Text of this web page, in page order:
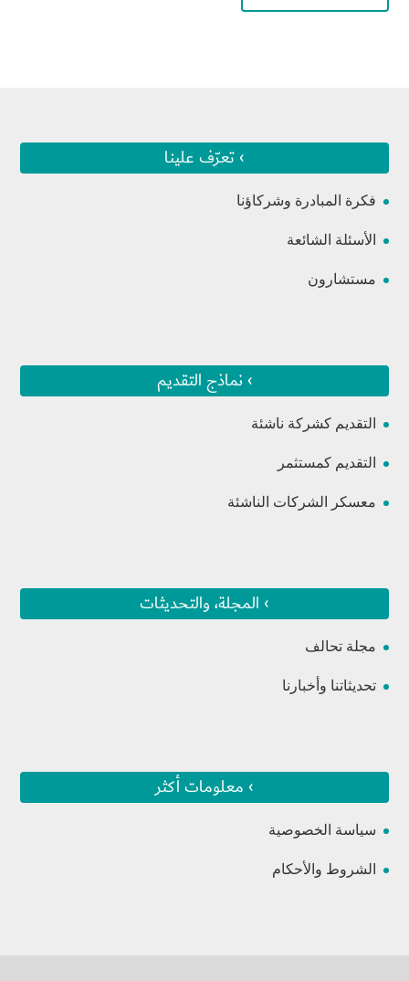
› تعرّف علينا
فكرة المبادرة وشركاؤنا
الأسئلة الشائعة
مستشارون
› نماذج التقديم
التقديم كشركة ناشئة
التقديم كمستثمر
معسكر الشركات الناشئة
› المجلة، والتحديثات
مجلة تحالف
تحديثاتنا وأخبارنا
› معلومات أكثر
سياسة الخصوصية
الشروط والأحكام